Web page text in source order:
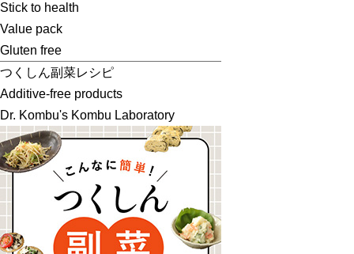
Stick to health
Value pack
Gluten free
つくしん副菜レシピ
Additive-free products
Dr. Kombu's Kombu Laboratory